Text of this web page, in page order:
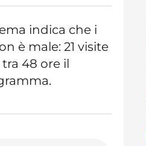
indica che i
è male: 21 visite
48 ore il